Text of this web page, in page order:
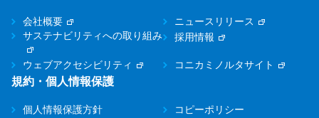
会社概要
ニュースリリース
サステナビリティへの取り組み
採用情報
ウェブアクセシビリティ コニカミノルタサイト
規約・個人情報保護
個人情報保護方針
コピーポリシー